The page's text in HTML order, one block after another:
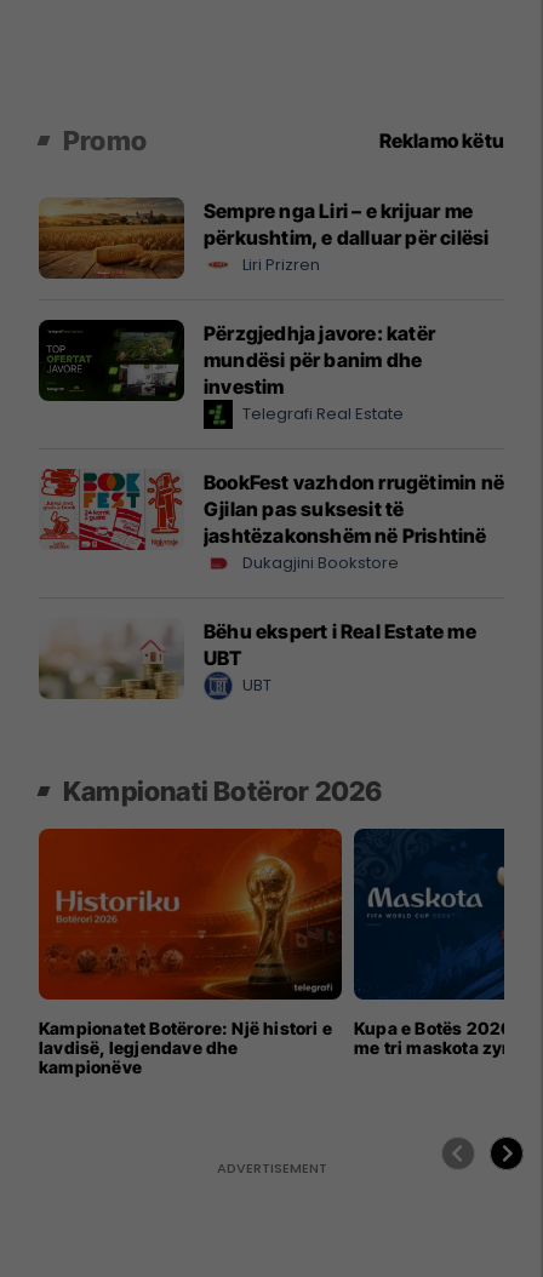
Promo Reklamo këtu
Sempre nga Liri – e krijuar me
përkushtim, e dalluar për cilësi
Liri Prizren
Përzgjedhja javore: katër
mundësi për banim dhe
investim
Telegrafi Real Estate
BookFest vazhdon rrugëtimin në
Gjilan pas suksesit të
jashtëzakonshëm në Prishtinë
Dukagjini Bookstore
Bëhu ekspert i Real Estate me
UBT
UBT
Kampionati Botëror 2026
Kampionatet Botërore: Një histori e
lavdisë, legjendave dhe
kampionëve
Kupa e Botës 2026
me tri maskota zyrtare